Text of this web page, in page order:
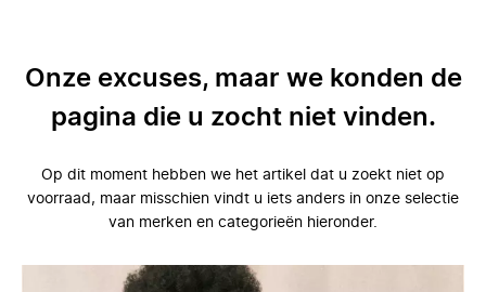
Onze excuses, maar we konden de
pagina die u zocht niet vinden.
Op dit moment hebben we het artikel dat u zoekt niet op
voorraad, maar misschien vindt u iets anders in onze selectie
van merken en categorieën hieronder.